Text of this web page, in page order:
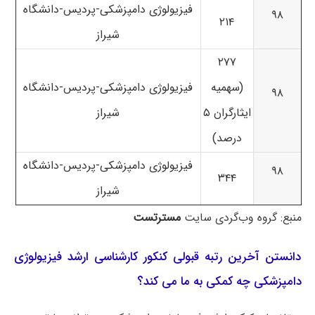
۹۸ ۲۱۴
فیزیولوژی دامپزشکی-پردیس-دانشگاه
شیراز
۹۸
۲۷۷
(سهمیه
ایثارگران ۵
درصد)
فیزیولوژی دامپزشکی-پردیس-دانشگاه
شیراز
۹۸ ۳۴۴
فیزیولوژی دامپزشکی-پردیس-دانشگاه
شیراز
منبع: گروه وب‌گردی سایتمسترتست
دانستن آخرین رتبه قبولی کنکور کارشناسی ارشد فیزیولوژی
دامپزشکی چه کمکی به ما می کند؟